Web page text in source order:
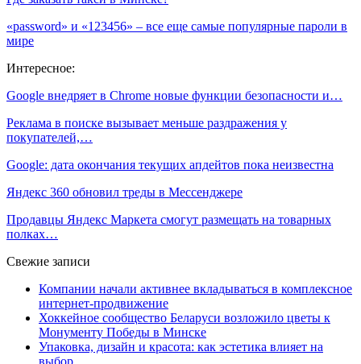
«password» и «123456» – все еще самые популярные пароли в
мире
Интересное:
Google внедряет в Chrome новые функции безопасности и…
Реклама в поиске вызывает меньше раздражения у
покупателей,…
Google: дата окончания текущих апдейтов пока неизвестна
Яндекс 360 обновил треды в Мессенджере
Продавцы Яндекс Маркета смогут размещать на товарных
полках…
Свежие записи
Компании начали активнее вкладываться в комплексное
интернет-продвижение
Хоккейное сообщество Беларуси возложило цветы к
Монументу Победы в Минске
Упаковка, дизайн и красота: как эстетика влияет на
выбор